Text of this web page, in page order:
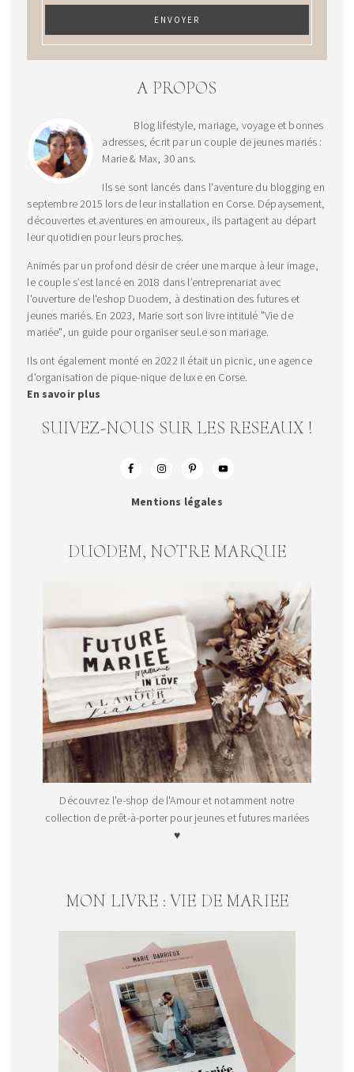
A PROPOS
Blog lifestyle, mariage, voyage et bonnes
adresses, écrit par un couple de jeunes mariés :
Marie & Max, 30 ans.
Ils se sont lancés dans l'aventure du blogging en
septembre 2015 lors de leur installation en Corse. Dépaysement,
découvertes et aventures en amoureux, ils partagent au départ
leur quotidien pour leurs proches.
Animés par un profond désir de créer une marque à leur image,
le couple s’est lancé en 2018 dans l’entreprenariat avec
l'ouverture de l'eshop Duodem, à destination des futures et
jeunes mariés. En 2023, Marie sort son livre intitulé "Vie de
mariée", un guide pour organiser seul.e son mariage.
Ils ont également monté en 2022 Il était un picnic, une agence
d'organisation de pique-nique de luxe en Corse.
En savoir plus
SUIVEZ-NOUS SUR LES RESEAUX !
Mentions légales
DUODEM, NOTRE MARQUE
Découvrez l'e-shop de l'Amour et notamment notre
collection de prêt-à-porter pour jeunes et futures mariées
♥
MON LIVRE : VIE DE MARIEE